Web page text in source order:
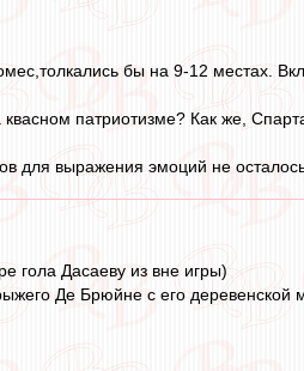
бы на 9-12 местах.
патриотизме? Как же,
для выражения эмоций не
гола Дасаеву из вне игры)
Де Брюйне с его деревенской